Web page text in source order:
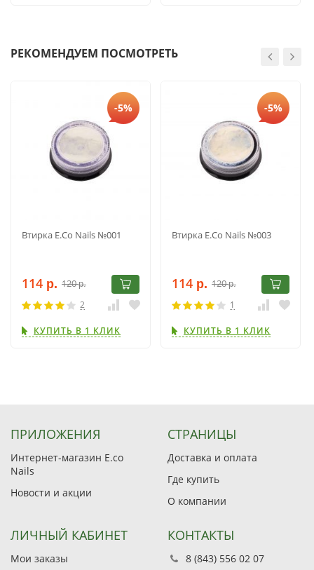
РЕКОМЕНДУЕМ ПОСМОТРЕТЬ
-5%
Втирка E.Co Nails №001
114 р. 120р.
2
КУПИТЬ В 1 КЛИК
-5%
Втирка E.Co Nails №003
114 р. 120р.
1
КУПИТЬ В 1 КЛИК
ПРИЛОЖЕНИЯ
Интернет-магазин E.co
Nails
Новости и акции
СТРАНИЦЫ
Доставка и оплата
Где купить
О компании
ЛИЧНЫЙ КАБИНЕТ
Мои заказы
КОНТАКТЫ
8 (843) 556 02 07